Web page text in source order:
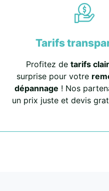
Tarifs
Profitez de tarifs
surprise pour votre
dépannage ! Nos
un prix juste et devis